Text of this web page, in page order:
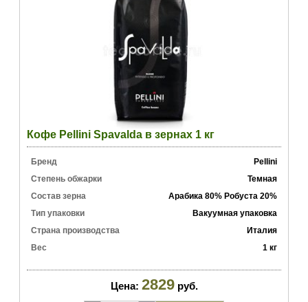
Кофе Pellini Spavalda в зернах 1 кг
Бренд
Pellini
Степень обжарки
Темная
Состав зерна
Арабика 80% Робуста 20%
Тип упаковки
Вакуумная упаковка
Страна производства
Италия
Вес
1 кг
Цена: 2829 руб.